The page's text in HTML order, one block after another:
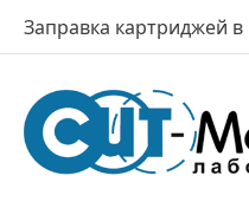
Заправка картриджей